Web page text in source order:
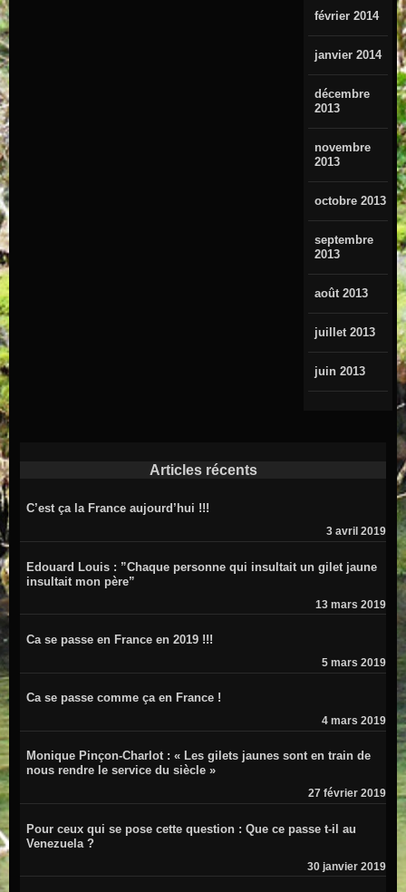
février 2014
janvier 2014
décembre
2013
novembre
2013
octobre 2013
septembre
2013
août 2013
juillet 2013
juin 2013
Articles récents
C’est ça la France aujourd’hui !!!
3 avril 2019
Edouard Louis : ”Chaque personne qui insultait un gilet jaune
insultait mon père”
13 mars 2019
Ca se passe en France en 2019 !!!
5 mars 2019
Ca se passe comme ça en France !
4 mars 2019
Monique Pinçon-Charlot : « Les gilets jaunes sont en train de
nous rendre le service du siècle »
27 février 2019
Pour ceux qui se pose cette question : Que ce passe t-il au
Venezuela ?
30 janvier 2019